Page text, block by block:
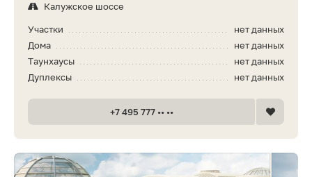
Калужское шоссе
нет данных
Участки
нет данных
Дома
нет данных
Таунхаусы
нет данных
Дуплексы
+7 495 777 •• ••